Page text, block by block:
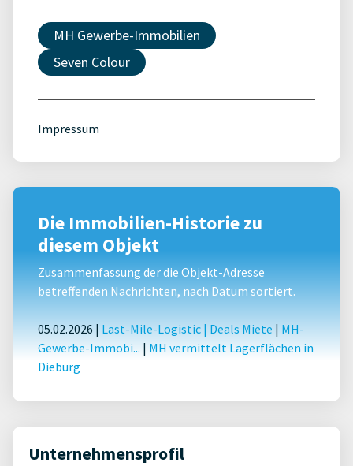
MH Gewerbe-Immobilien
Seven Colour
Impressum
Die Immobilien-Historie zu
diesem Objekt
Zusammenfassung der die Objekt-Adresse
betreffenden Nachrichten, nach Datum sortiert.
05.02.2026 | Last-Mile-Logistic | Deals Miete | MH-
Gewerbe-Immobi... | MH vermittelt Lagerflächen in
Dieburg
Unternehmensprofil